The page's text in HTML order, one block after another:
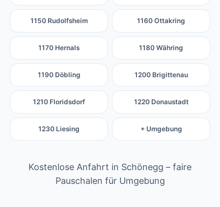
1150 Rudolfsheim 1160 Ottakring
1170 Hernals 1180 Währing
1190 Döbling 1200 Brigittenau
1210 Floridsdorf 1220 Donaustadt
1230 Liesing + Umgebung
Kostenlose Anfahrt in Schönegg – faire
Pauschalen für Umgebung